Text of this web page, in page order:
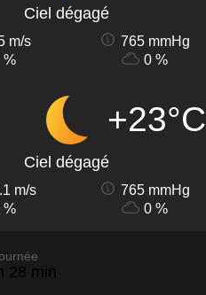
Ciel dégagé
m/s
765 mmHg
%
0 %
+23°C
Ciel dégagé
m/s
765 mmHg
%
0 %
28 min